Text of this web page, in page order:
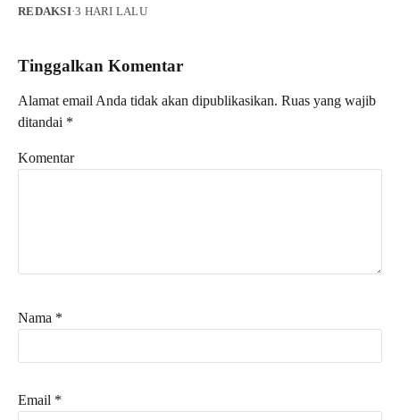
REDAKSI·3 HARI LALU
Tinggalkan Komentar
Alamat email Anda tidak akan dipublikasikan. Ruas yang wajib
ditandai *
Komentar
Nama *
Email *